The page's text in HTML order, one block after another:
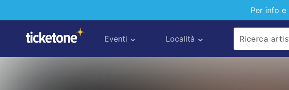
Per info
Eventi Località